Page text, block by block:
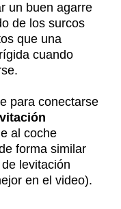
un buen agarre
de los surcos
que una
cuando
para conectarse
al coche
forma similar
levitación
en el video).